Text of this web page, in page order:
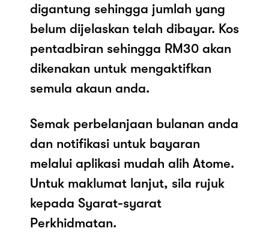
digantung sehingga jumlah yang
belum dijelaskan telah dibayar. Kos
pentadbiran sehingga RM30 akan
dikenakan untuk mengaktifkan
semula akaun anda.
Semak perbelanjaan bulanan anda
dan notifikasi untuk bayaran
melalui aplikasi mudah alih Atome.
Untuk maklumat lanjut, sila rujuk
kepada Syarat-syarat
Perkhidmatan.